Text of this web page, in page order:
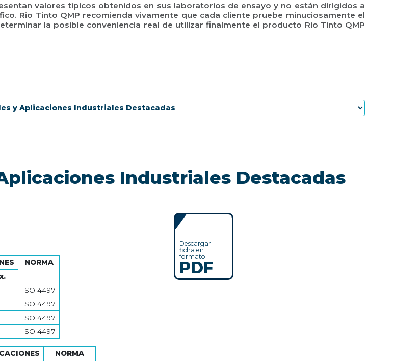
valores típicos obtenidos en sus laboratorios de ensayo y no están dirigidos a
Rio Tinto QMP recomienda vivamente que cada cliente pruebe minuciosamente el
la posible conveniencia real de utilizar finalmente el producto Rio Tinto QMP
Industriales Destacadas
NORMA
ISO 4497
ISO 4497
ISO 4497
ISO 4497
NORMA
Descargar
ficha en
formato
PDF